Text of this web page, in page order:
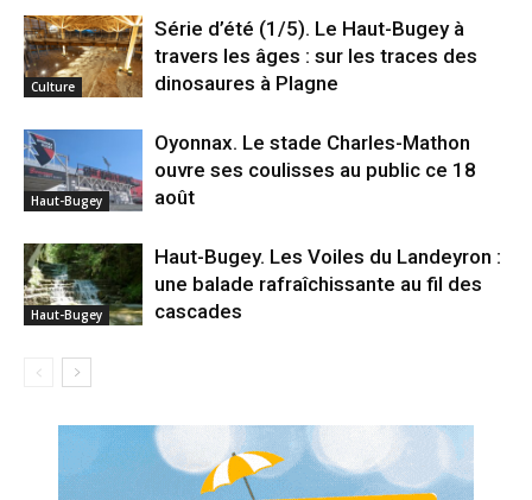
Culture
Série d’été (1/5). Le Haut-Bugey à
travers les âges : sur les traces des
dinosaures à Plagne
Haut-Bugey
Oyonnax. Le stade Charles-Mathon
ouvre ses coulisses au public ce 18
août
Haut-Bugey
Haut-Bugey. Les Voiles du Landeyron :
une balade rafraîchissante au fil des
cascades